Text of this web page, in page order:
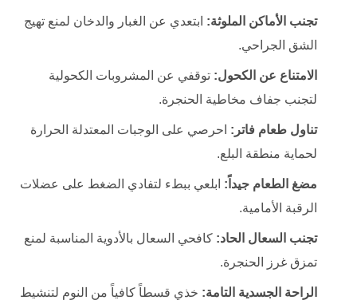
تجنب الأماكن الملوثة: ابتعدي عن الغبار والدخان لمنع تهيج
الشق الجراحي.
الامتناع عن الكحول: توقفي عن المشروبات الكحولية
لتجنب جفاف مخاطية الحنجرة.
تناول طعام فاتر: احرصي على الوجبات المعتدلة الحرارة
لحماية منطقة البلع.
مضغ الطعام جيداً: ابلعي ببطء لتفادي الضغط على عضلات
الرقبة الأمامية.
تجنب السعال الحاد: كافحي السعال بالأدوية المناسبة لمنع
تمزق غرز الحنجرة.
الراحة الجسدية التامة: خذي قسطاً كافياً من النوم لتنشيط